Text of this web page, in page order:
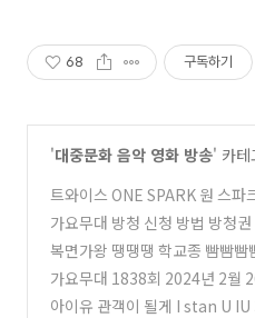
68 구독하기
'대중문화 음악 영화 방송' 카테
트와이스 ONE SPARK 원 스파
뮤비 곡정보 위드 유-스 With
가요무대 방청 신청 방법 방청권
소 주차 녹화시간 총정리
(22)
복면가왕 땡땡땡 학교종 빰빰빰
로플 소금빵 정체 218대가왕
왕 희로애락도 락이다 터치드
가요무대 1838회 2024년 2월
회차정보 방송시간 오늘 출연진
아이유 관객이 될게 I stan U IU